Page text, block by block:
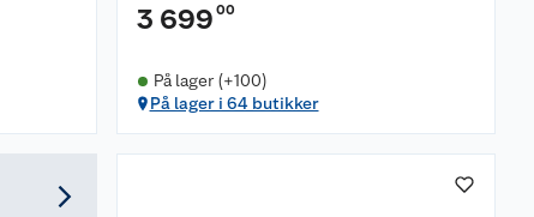
3 699 00
På lager (+100)
På lager i 64 butikker